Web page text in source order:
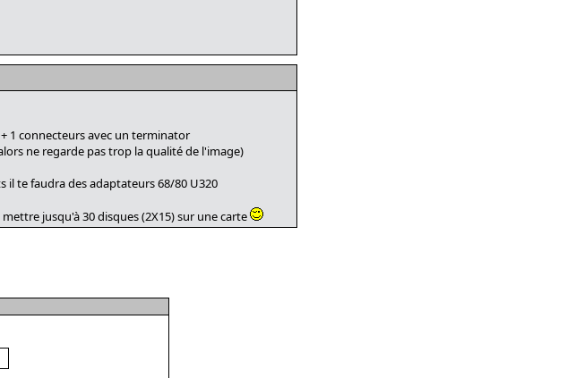
1 connecteurs avec un terminator
ne regarde pas trop la qualité de l'image)
il te faudra des adaptateurs 68/80 U320
jusqu'à 30 disques (2X15) sur une carte